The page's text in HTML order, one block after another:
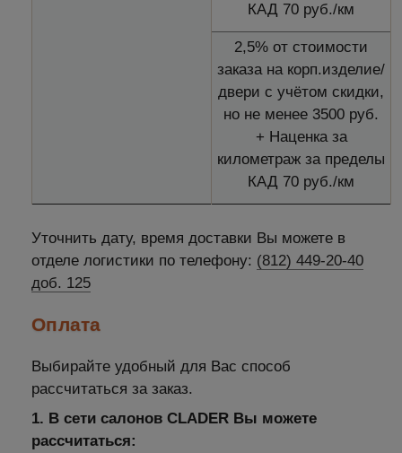
КАД 70 руб./км
2,5% от стоимости
заказа на корп.изделие/
двери с учётом скидки,
но не менее 3500 руб.
+ Наценка за
километраж за пределы
КАД 70 руб./км
Уточнить дату, время доставки Вы можете в
отделе логистики по телефону: (812) 449-20-40
доб. 125
Оплата
Выбирайте удобный для Вас способ
рассчитаться за заказ.
1. В сети салонов CLADER Вы можете
рассчитаться: